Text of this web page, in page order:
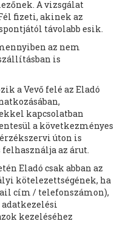
A vizsgálat
fizeti, akinek az
távolabb esik.
az nem
is
a Vevő felé az Eladó
kapcsolatban
a következményes
úton is
az árut.
Eladó csak abban az
kötelezettségének, ha
cím / telefonszámon),
kezeléséhez